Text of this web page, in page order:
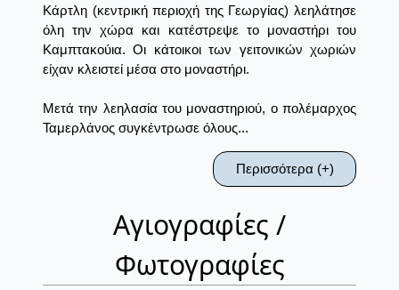
Κάρτλη (κεντρική περιοχή της Γεωργίας) λεηλάτησε
όλη την χώρα και κατέστρεψε το μοναστήρι του
Καμπτακούια. Οι κάτοικοι των γειτονικών χωριών
είχαν κλειστεί μέσα στο μοναστήρι.
Μετά την λεηλασία του μοναστηριού, ο πολέμαρχος
Ταμερλάνος συγκέντρωσε όλους...
Περισσότερα (+)
Αγιογραφίες /
Φωτογραφίες